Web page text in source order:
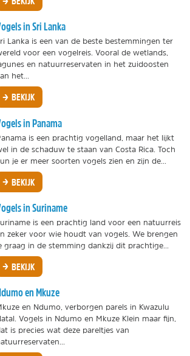
in Sri Lanka
Lanka is een van de beste bestemmingen ter
voor een vogelreis. Vooral de wetlands,
en natuurreservaten in het zuidoosten
het...
BEKIJK
in Panama
is een prachtig vogelland, maar het lijkt
in de schaduw te staan van Costa Rica. Toch
je er meer soorten vogels zien en zijn de...
BEKIJK
in Suriname
is een prachtig land voor een natuurreis
zeker voor wie houdt van vogels. We brengen
graag in de stemming dankzij dit prachtige...
BEKIJK
en Mkuze
en Ndumo, verborgen parels in Kwazulu
Vogels in Ndumo en Mkuze Klein maar fijn,
is precies wat deze pareltjes van